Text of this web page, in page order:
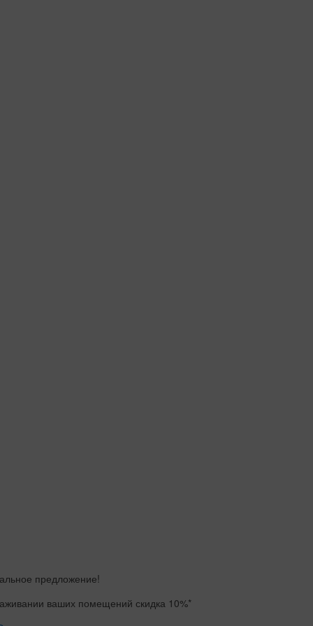
предложение!
ваших помещений скидка 10%*